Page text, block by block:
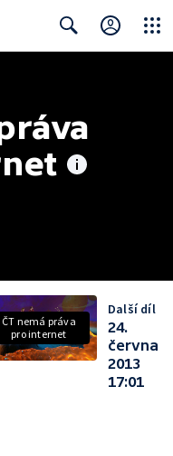
ČT nemá práva
pro internet
Další díl
24.
června
2013
17:01